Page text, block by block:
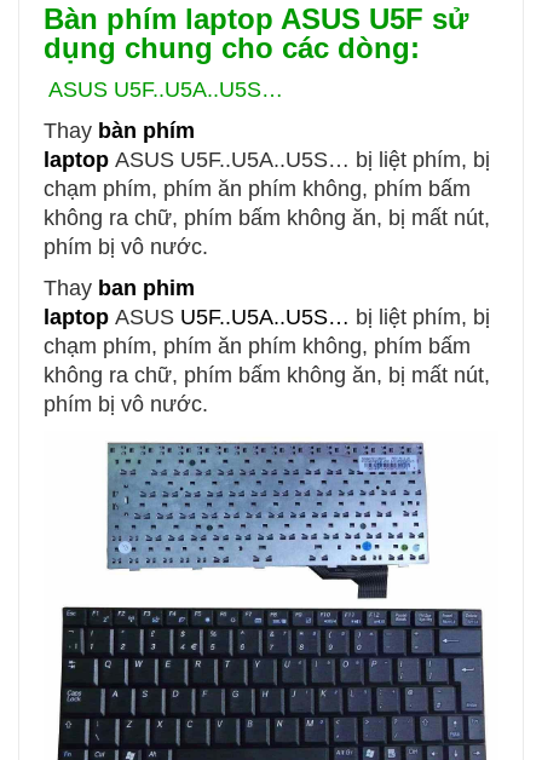
Bàn phím laptop ASUS U5F sử
dụng chung cho các dòng:
ASUS U5F..U5A..U5S…
Thay bàn phím
laptop ASUS U5F..U5A..U5S… bị liệt phím, bị
chạm phím, phím ăn phím không, phím bấm
không ra chữ, phím bấm không ăn, bị mất nút,
phím bị vô nước.
Thay ban phim
laptop ASUS U5F..U5A..U5S… bị liệt phím, bị
chạm phím, phím ăn phím không, phím bấm
không ra chữ, phím bấm không ăn, bị mất nút,
phím bị vô nước.